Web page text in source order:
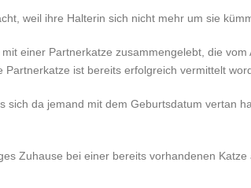
weil ihre Halterin sich nicht mehr um sie
einer Partnerkatze zusammengelebt, die
ist bereits erfolgreich vermittelt
sich da jemand mit dem Geburtsdatum vertan
Zuhause bei einer bereits vorhandenen